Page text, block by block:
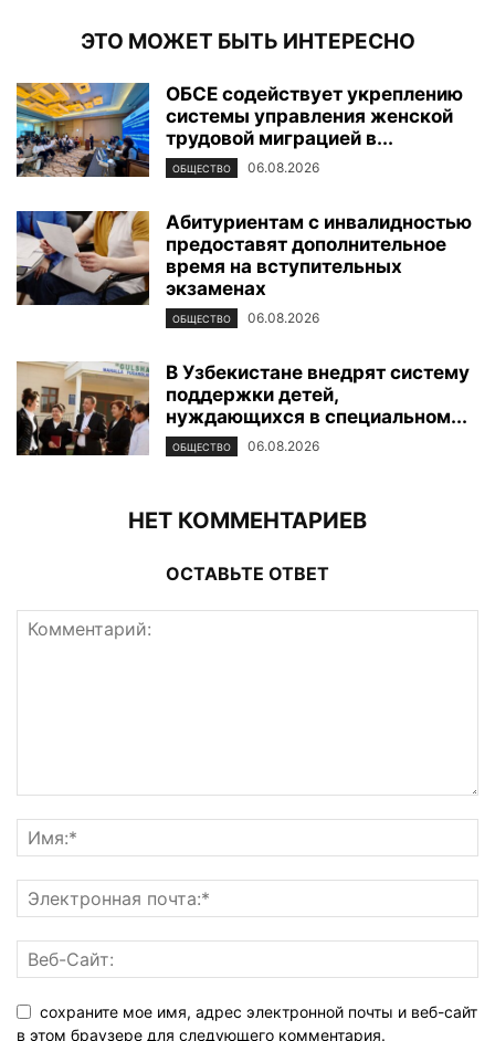
ЭТО МОЖЕТ БЫТЬ ИНТЕРЕСНО
ОБСЕ содействует укреплению
системы управления женской
трудовой миграцией в...
ОБЩЕСТВО 06.08.2026
Абитуриентам с инвалидностью
предоставят дополнительное
время на вступительных
экзаменах
ОБЩЕСТВО 06.08.2026
В Узбекистане внедрят систему
поддержки детей,
нуждающихся в специальном...
ОБЩЕСТВО 06.08.2026
НЕТ КОММЕНТАРИЕВ
ОСТАВЬТЕ ОТВЕТ
сохраните мое имя, адрес электронной почты и веб-сайт
в этом браузере для следующего комментария.